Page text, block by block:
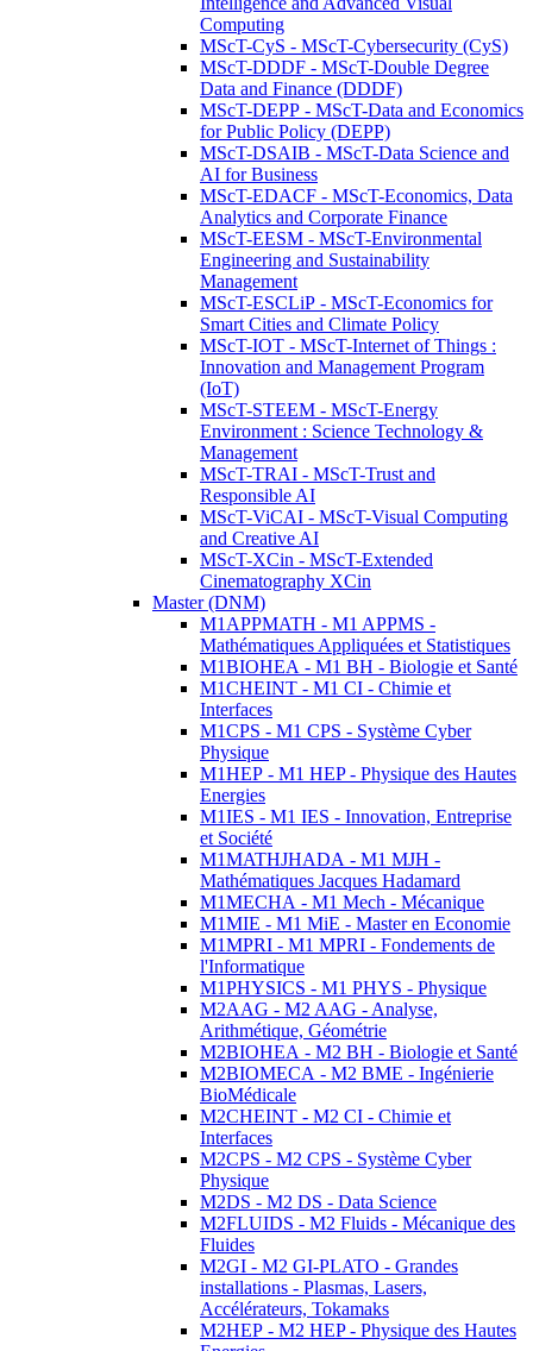
Computing
MScT-CyS - MScT-Cybersecurity (CyS)
MScT-DDDF - MScT-Double Degree
Data and Finance (DDDF)
MScT-DEPP - MScT-Data and Economics
for Public Policy (DEPP)
MScT-DSAIB - MScT-Data Science and
AI for Business
MScT-EDACF - MScT-Economics, Data
Analytics and Corporate Finance
MScT-EESM - MScT-Environmental
Engineering and Sustainability
Management
MScT-ESCLiP - MScT-Economics for
Smart Cities and Climate Policy
MScT-IOT - MScT-Internet of Things :
Innovation and Management Program
(IoT)
MScT-STEEM - MScT-Energy
Environment : Science Technology &
Management
MScT-TRAI - MScT-Trust and
Responsible AI
MScT-ViCAI - MScT-Visual Computing
and Creative AI
MScT-XCin - MScT-Extended
Cinematography XCin
Master (DNM)
M1APPMATH - M1 APPMS -
Mathématiques Appliquées et Statistiques
M1BIOHEA - M1 BH - Biologie et Santé
M1CHEINT - M1 CI - Chimie et
Interfaces
M1CPS - M1 CPS - Système Cyber
Physique
M1HEP - M1 HEP - Physique des Hautes
Energies
M1IES - M1 IES - Innovation, Entreprise
et Société
M1MATHJHADA - M1 MJH -
Mathématiques Jacques Hadamard
M1MECHA - M1 Mech - Mécanique
M1MIE - M1 MiE - Master en Economie
M1MPRI - M1 MPRI - Fondements de
l'Informatique
M1PHYSICS - M1 PHYS - Physique
M2AAG - M2 AAG - Analyse,
Arithmétique, Géométrie
M2BIOHEA - M2 BH - Biologie et Santé
M2BIOMECA - M2 BME - Ingénierie
BioMédicale
M2CHEINT - M2 CI - Chimie et
Interfaces
M2CPS - M2 CPS - Système Cyber
Physique
M2DS - M2 DS - Data Science
M2FLUIDS - M2 Fluids - Mécanique des
Fluides
M2GI - M2 GI-PLATO - Grandes
installations - Plasmas, Lasers,
Accélérateurs, Tokamaks
M2HEP - M2 HEP - Physique des Hautes